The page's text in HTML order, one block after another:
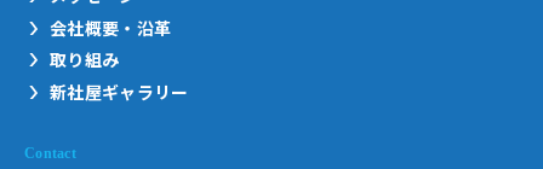
会社概要・沿革
取り組み
新社屋ギャラリー